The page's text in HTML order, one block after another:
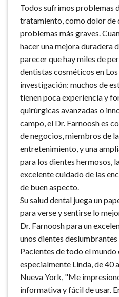
Todos sufrimos problemas
tratamiento, como dolor de
problemas más graves.
hacer una mejora duradera
parecer que hay miles de
dentistas cosméticos en
investigación: muchos de
tienen poca experiencia y
quirúrgicas avanzadas o
campo, el Dr. Farnoosh es
de negocios, miembros de
entretenimiento, y una
para los dientes hermosos,
excelente cuidado de las
de buen aspecto.
Su salud dental juega un
para verse y sentirse lo
Dr. Farnoosh para un
unos dientes deslumbrantes
Pacientes de todo el mundo
especialmente Linda, de 40
Nueva York, "Me
informativa y fácil de usar.